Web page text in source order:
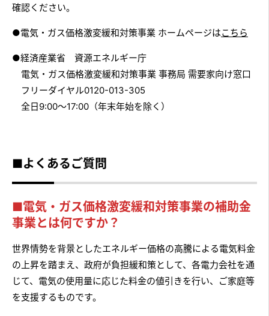
確認ください。
●電気・ガス価格激変緩和対策事業 ホームページはこちら
●経済産業省 資源エネルギー庁
電気・ガス価格激変緩和対策事業 事務局 需要家向け窓口
フリーダイヤル0120-013-305
全日9:00～17:00（年末年始を除く）
■よくあるご質問
■電気・ガス価格激変緩和対策事業の補助金
事業とは何ですか？
世界情勢を背景としたエネルギー価格の高騰による電気料金
の上昇を踏まえ、政府が負担緩和策として、各電力会社を通
じて、電気の使用量に応じた料金の値引きを行い、ご家庭等
を支援するものです。